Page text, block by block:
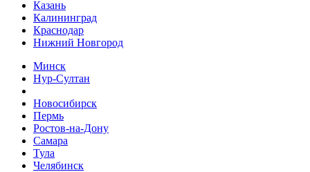
Казань
Калининград
Краснодар
Нижний Новгород
Минск
Нур-Султан
Новосибирск
Пермь
Ростов-на-Дону
Самара
Тула
Челябинск